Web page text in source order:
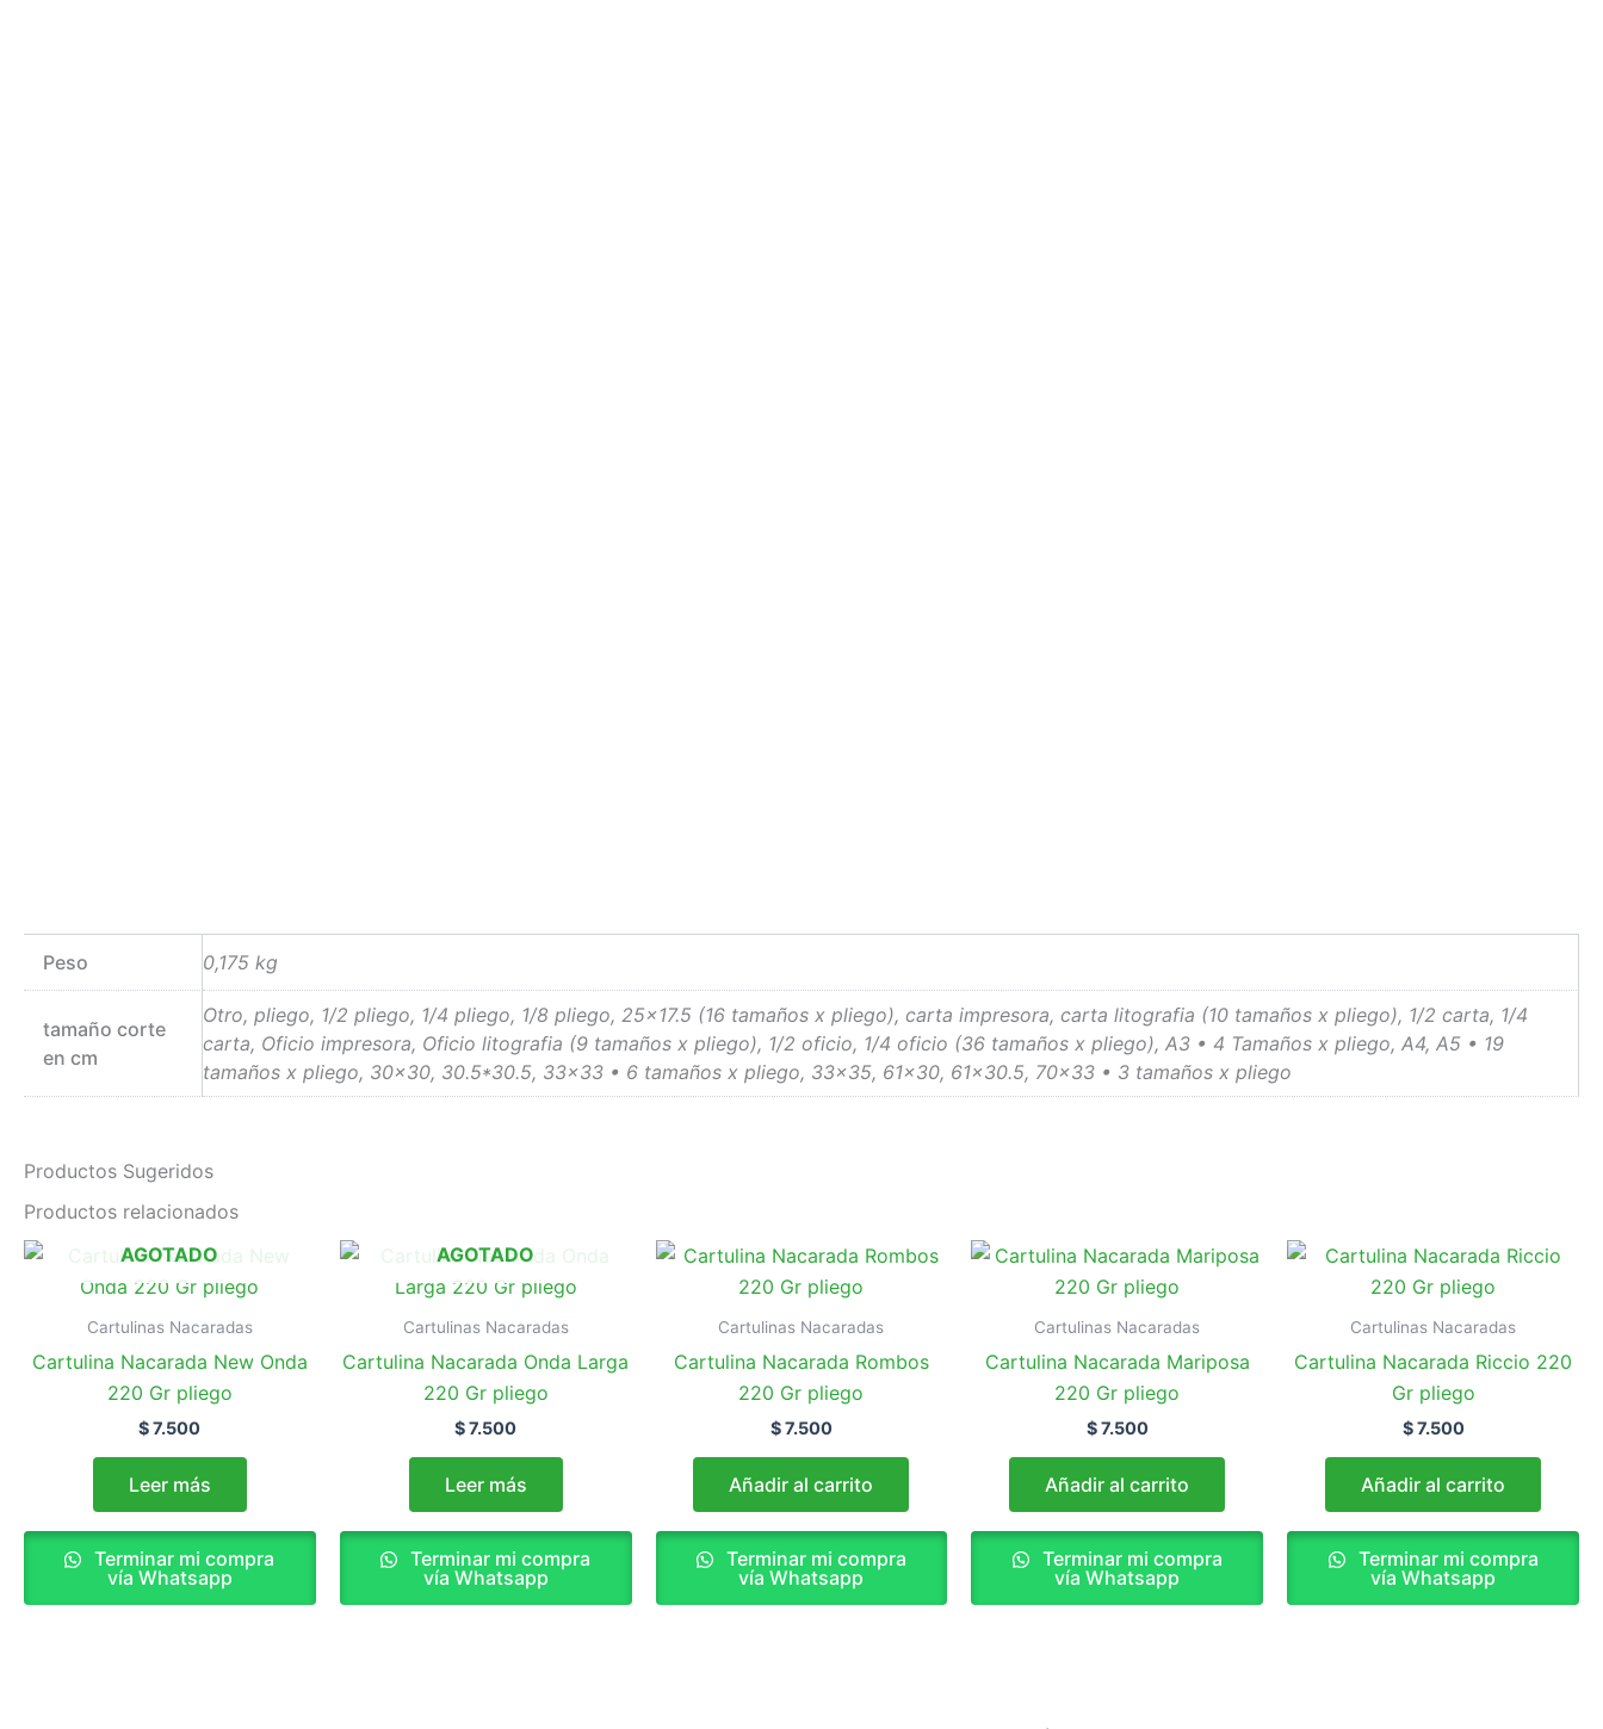
Peso 0,175 kg
tamaño corte
en cm
Otro, pliego, 1/2 pliego, 1/4 pliego, 1/8 pliego, 25×17.5 (16 tamaños x pliego), carta impresora, carta litografia (10 tamaños x pliego), 1/2 carta, 1/4
carta, Oficio impresora, Oficio litografia (9 tamaños x pliego), 1/2 oficio, 1/4 oficio (36 tamaños x pliego), A3 • 4 Tamaños x pliego, A4, A5 • 19
tamaños x pliego, 30×30, 30.5*30.5, 33×33 • 6 tamaños x pliego, 33×35, 61×30, 61×30.5, 70×33 • 3 tamaños x pliego
Productos Sugeridos
Productos relacionados
AGOTADO
Cartulinas Nacaradas
Cartulina Nacarada New Onda
220 Gr pliego
$7.500
Leer más
Terminar mi compra
vía Whatsapp
AGOTADO
Cartulinas Nacaradas
Cartulina Nacarada Onda Larga
220 Gr pliego
$7.500
Leer más
Terminar mi compra
vía Whatsapp
Cartulinas Nacaradas
Cartulina Nacarada Rombos
220 Gr pliego
$7.500
Añadir al carrito
Terminar mi compra
vía Whatsapp
Cartulinas Nacaradas
Cartulina Nacarada Mariposa
220 Gr pliego
$7.500
Añadir al carrito
Terminar mi compra
vía Whatsapp
Cartulinas Nacaradas
Cartulina Nacarada Riccio 220
Gr pliego
$7.500
Añadir al carrito
Terminar mi compra
vía Whatsapp